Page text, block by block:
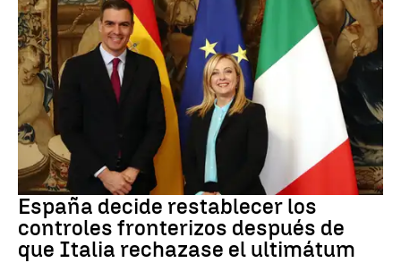
CRISIS MIGRATORIA
España decide restablecer los
controles fronterizos después de
que Italia rechazase el ultimátum